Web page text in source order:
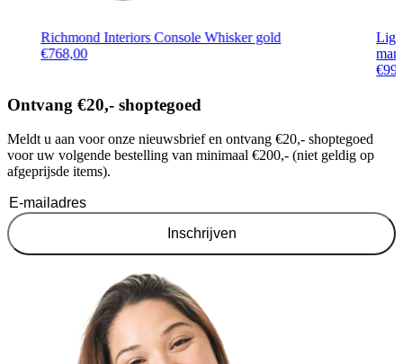
Richmond Interiors Console Whisker gold
€768,00
€
Ontvang €20,- shoptegoed
Meldt u aan voor onze nieuwsbrief en ontvang €20,- shoptegoed
voor uw volgende bestelling van minimaal €200,- (niet geldig op
afgeprijsde items).
Inschrijven